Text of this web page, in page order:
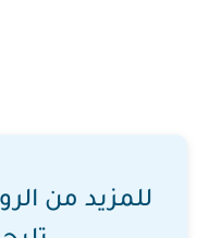
للمزيد من